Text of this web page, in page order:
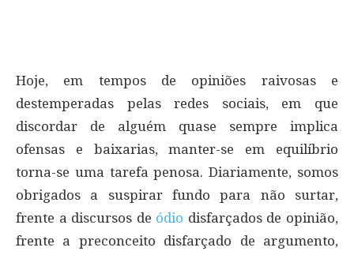
Hoje, em tempos de opiniões raivosas e
destemperadas pelas redes sociais, em que
discordar de alguém quase sempre implica
ofensas e baixarias, manter-se em equilíbrio
torna-se uma tarefa penosa. Diariamente, somos
obrigados a suspirar fundo para não surtar,
frente a discursos de ódio disfarçados de opinião,
frente a preconceito disfarçado de argumento,